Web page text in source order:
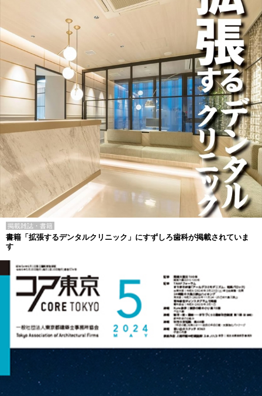
掲載雑誌・書籍
書籍「拡張するデンタルクリニック」にすずしろ歯科が掲載されていま
す